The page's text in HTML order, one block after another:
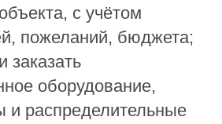
с учётом
пожеланий, бюджета;
заказать
оборудование,
и распределительные